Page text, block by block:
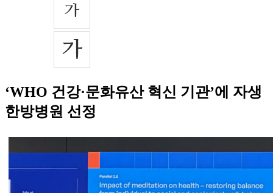
‘WHO 건강·문화유산 혁신 기관’에 자생
한방병원 선정